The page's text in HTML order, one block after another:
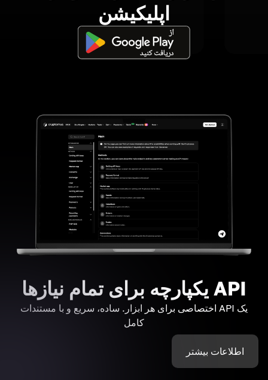
اپلیکیشن
API یکپارچه برای تمام نیازها
یک API اختصاصی برای هر ابزار. ساده، سریع و با مستندات
کامل
اطلاعات بیشتر